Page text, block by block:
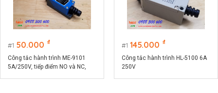
1 50.000 ₫
Công tắc hành trình ME-9101
5A/250V, tiếp điểm NO và NC,
1 145.000 ₫
Công tắc hành trình HL-5100 6A
250V